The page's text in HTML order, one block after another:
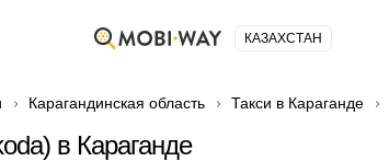
КАЗАХСТАН
Карагандинская область Такси в Караганде
в Караганде